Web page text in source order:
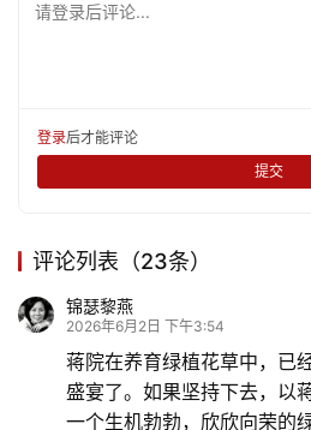
请登录后评论...
登录后才能评论
提交
评论列表（23条）
锦瑟黎燕
2026年6月2日 下午3:54
蒋院在养育绿植花草中，已
盛宴了。如果坚持下去，以
一个生机勃勃，欣欣向荣的